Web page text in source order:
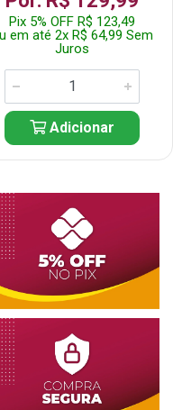
Pix 5% OFF R$ 123,49
em até 2x R$ 64,99 Sem
Juros
Adicionar